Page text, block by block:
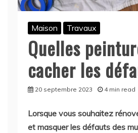
Maison Travaux
Quelles
cacher les
20 septembre 2023 4 min read
Lorsque vous souhaitez
et masquer les défauts des